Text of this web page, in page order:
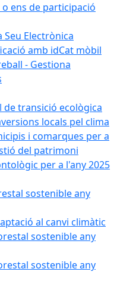
ens de participació
Seu Electrònica
amb idCat mòbil
- Gestiona
transició ecològica
locals pel clima
i comarques per a
del patrimoni
per a l'any 2025
sostenible any
al canvi climàtic
sostenible any
sostenible any